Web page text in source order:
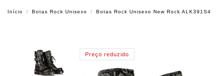
Início Botas Rock Unisexo Botas Rock Unisexo New Rock ALK391S4
Preço reduzido